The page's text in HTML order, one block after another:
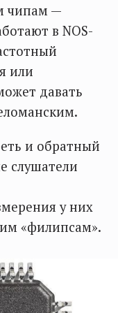
чипам —
в NOS-
или
давать
и обратный
слушатели
у них
«филипсам».